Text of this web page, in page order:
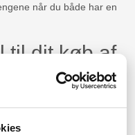
når du både har en
til dit køb af
til at tage